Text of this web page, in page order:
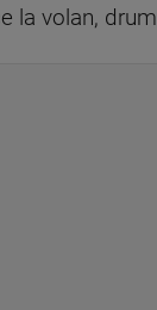
la volan,